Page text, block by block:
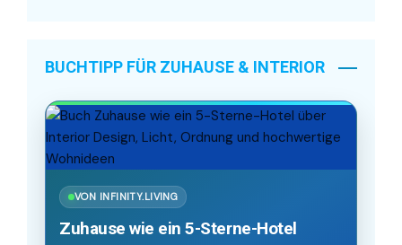
BUCHTIPP FÜR ZUHAUSE & INTERIOR
VON INFINITY.LIVING
Zuhause wie ein 5-Sterne-Hotel